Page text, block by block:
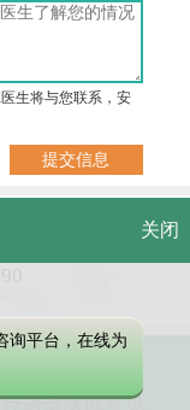
生将与您联系，安
解放大道479号
癜风医院
关闭
询平台，在线为